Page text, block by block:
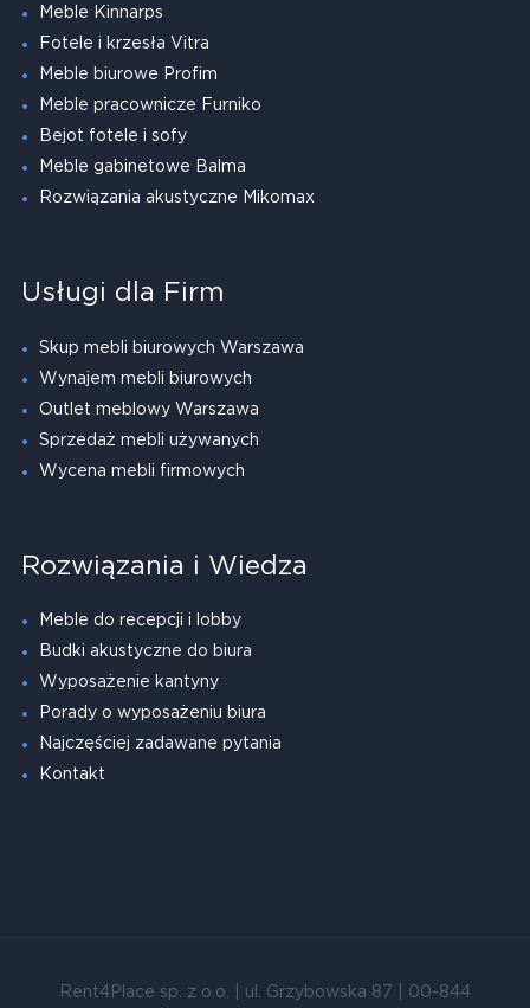
Meble Kinnarps
Fotele i krzesła Vitra
Meble biurowe Profim
Meble pracownicze Furniko
Bejot fotele i sofy
Meble gabinetowe Balma
Rozwiązania akustyczne Mikomax
Usługi dla Firm
Skup mebli biurowych Warszawa
Wynajem mebli biurowych
Outlet meblowy Warszawa
Sprzedaż mebli używanych
Wycena mebli firmowych
Rozwiązania i Wiedza
Meble do recepcji i lobby
Budki akustyczne do biura
Wyposażenie kantyny
Porady o wyposażeniu biura
Najczęściej zadawane pytania
Kontakt
Rent4Place sp. z o.o. | ul. Grzybowska 87 | 00-844